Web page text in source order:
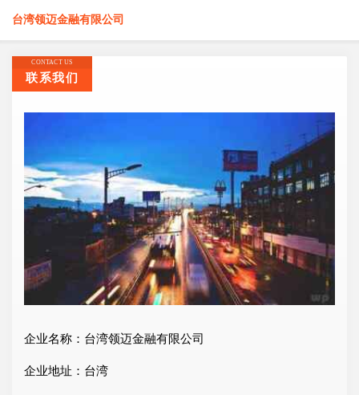
台湾领迈金融有限公司
CONTACT US
联系我们
企业名称：台湾领迈金融有限公司
企业地址：台湾